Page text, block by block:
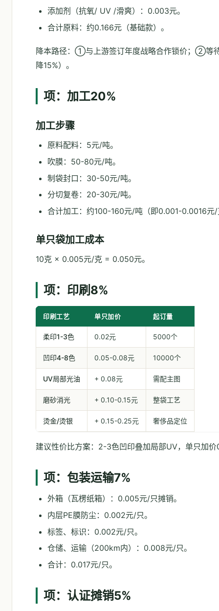
添加剂（抗氧/ UV /滑爽）：0.003元。
合计原料：约0.166元（基础款）。
降本路径：①与上游签订年度战略合作锁价；②等
降15%）。
项：加工20%
加工步骤
原料配料：5元/吨。
吹膜：50-80元/吨。
制袋封口：30-50元/吨。
分切复卷：20-30元/吨。
合计加工：约100-160元/吨（即0.001-0.0016元/
单只袋加工成本
10克 × 0.005元/克 = 0.050元。
项：印刷8%
印刷工艺 单只加价 起订量
柔印1-3色 0.02元 5000个
凹印4-8色 0.05-0.08元 10000个
UV局部光油 + 0.08元 需配主图
磨砂消光 + 0.10-0.15元 整袋工艺
烫金/烫银 + 0.15-0.25元 奢侈品定位
建议性价比方案：2-3色凹印叠加局部UV，单只加
项：包装运输7%
外箱（瓦楞纸箱）：0.005元/只摊销。
内层PE膜防尘：0.002元/只。
标签、标识：0.002元/只。
仓储、运输（200km内）：0.008元/只。
合计：0.017元/只。
项：认证摊销5%